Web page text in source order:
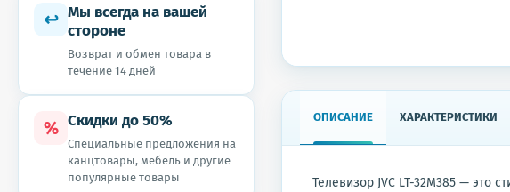
ОПИСАНИЕ ХАРАКТЕРИСТИКИ
Телевизор JVC LT-32M385 — это
↩ Мы всегда на вашей
стороне
Возврат и обмен товара в
течение 14 дней
% Скидки до 50%
Специальные предложения на
канцтовары, мебель и другие
популярные товары